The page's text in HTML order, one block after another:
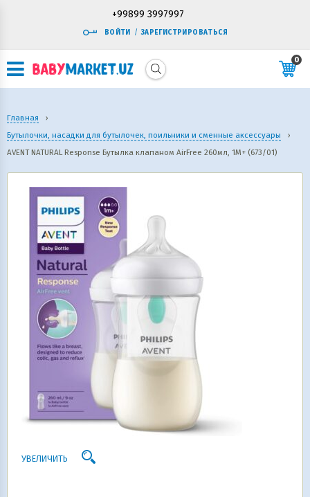
+99899 3997997
ВОЙТИ / ЗАРЕГИСТРИРОВАТЬСЯ
0
Главная
›
Бутылочки, насадки для бутылочек, поильники и сменные аксессуары
›
AVENT NATURAL Response Бутылка клапаном AirFree 260мл, 1М+ (673/01)
УВЕЛИЧИТЬ